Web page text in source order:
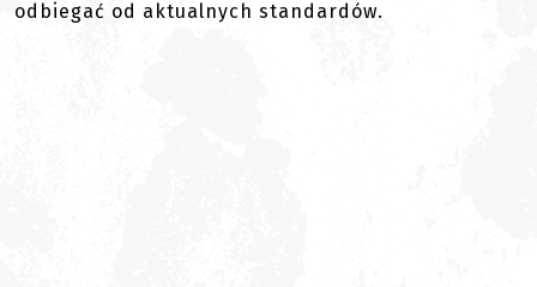
odbiegać od aktualnych standardów.